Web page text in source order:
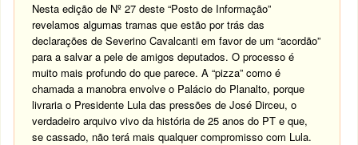
Nesta edição de Nº 27 deste “Posto de Informação”
revelamos algumas tramas que estão por trás das
declarações de Severino Cavalcanti em favor de um “acordão”
para a salvar a pele de amigos deputados. O processo é
muito mais profundo do que parece. A “pizza” como é
chamada a manobra envolve o Palácio do Planalto, porque
livraria o Presidente Lula das pressões de José Dirceu, o
verdadeiro arquivo vivo da história de 25 anos do PT e que,
se cassado, não terá mais qualquer compromisso com Lula.